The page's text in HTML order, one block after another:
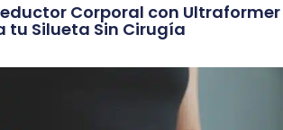
Corporal con Ultraformer
tu Silueta Sin Cirugía